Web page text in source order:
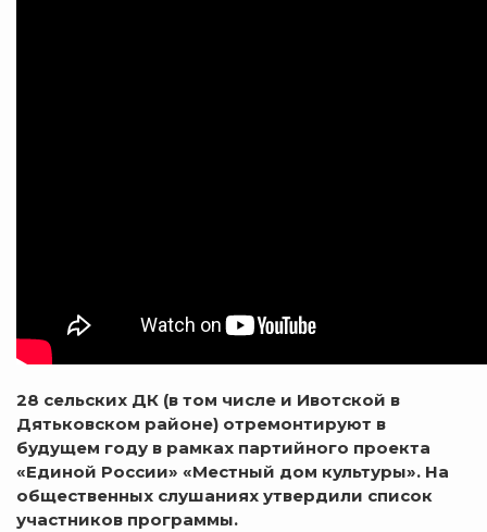
28 сельских ДК (в том числе и Ивотской в
Дятьковском районе) отремонтируют в
будущем году в рамках партийного проекта
«Единой России» «Местный дом культуры». На
общественных слушаниях утвердили список
участников программы.